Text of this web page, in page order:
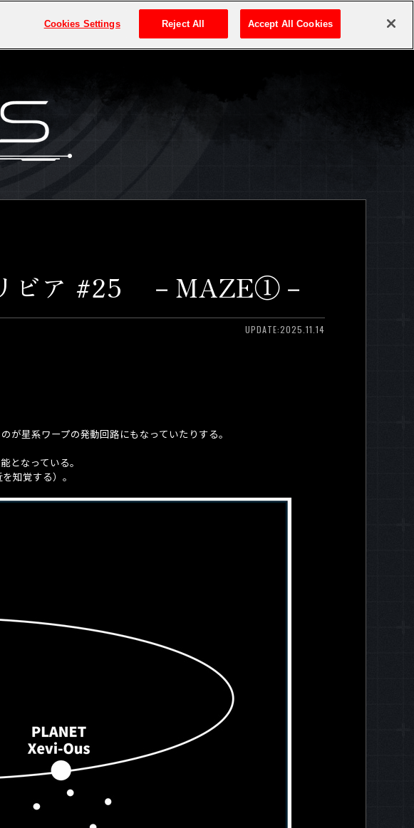
ビア #25 －MAZE①－
UPDATE:2025.11.14
が星系ワープの発動回路にもなっていたりする。
となっている。
知覚する）。
Cookies Settings Reject All Accept All Cookies